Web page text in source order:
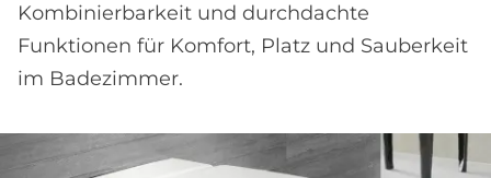
Kombinierbarkeit und durchdachte
Funktionen für Komfort, Platz und Sauberkeit
im Badezimmer.